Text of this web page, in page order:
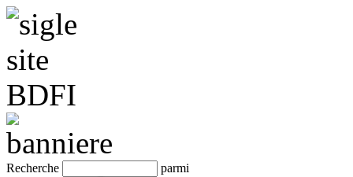
Recherche parmi